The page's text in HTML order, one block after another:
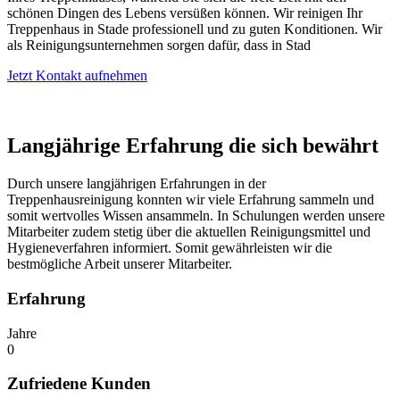
schönen Dingen des Lebens versüßen können. Wir reinigen Ihr
Treppenhaus in Stade professionell und zu guten Konditionen. Wir
als Reinigungsunternehmen sorgen dafür, dass in Stad
Jetzt Kontakt aufnehmen
Langjährige Erfahrung die sich bewährt
Durch unsere langjährigen Erfahrungen in der
Treppenhausreinigung konnten wir viele Erfahrung sammeln und
somit wertvolles Wissen ansammeln. In Schulungen werden unsere
Mitarbeiter zudem stetig über die aktuellen Reinigungsmittel und
Hygieneverfahren informiert. Somit gewährleisten wir die
bestmögliche Arbeit unserer Mitarbeiter.
Erfahrung
Jahre
0
Zufriedene Kunden